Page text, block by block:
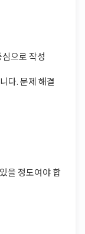
으로 작성
다. 문제 해결
을 정도여야 합